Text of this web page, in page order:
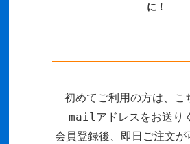
に！
初めてご利用の方は、こ
mailアドレスをお送り
会員登録後、即日ご注文が